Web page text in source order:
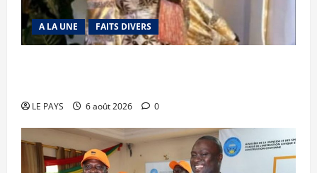
A LA UNE FAITS DIVERS
LE PAYS 6 août 2026 0